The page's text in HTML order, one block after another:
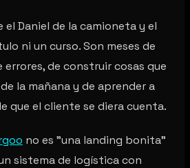
Daniel de la camioneta y el
ni un curso. Son meses de
de construir cosas que
la mañana y de aprender a
que el cliente se diera cuenta.
no es "una landing bonita"
sistema de logística con